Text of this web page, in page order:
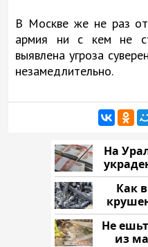
В Москве же не раз
армия ни с кем не
выявлена угроза
незамедлительно.
На
Как
Не
из